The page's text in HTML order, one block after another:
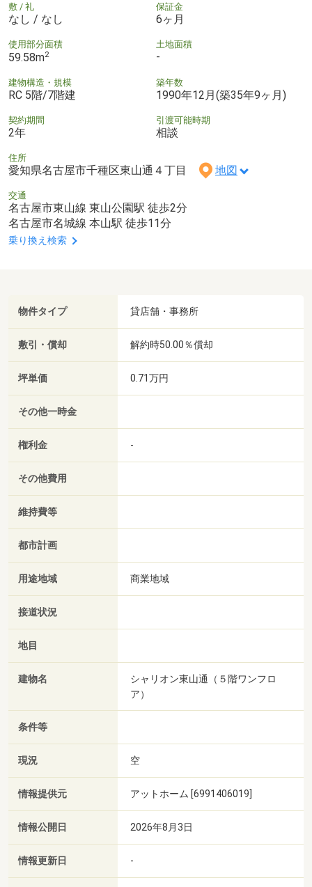
敷 / 礼
なし / なし
保証金
6ヶ月
使用部分面積
59.58m2
土地面積
-
建物構造・規模
RC 5階/7階建
築年数
1990年12月(築35年9ヶ月)
契約期間
2年
引渡可能時期
相談
住所
愛知県名古屋市千種区東山通４丁目 地図
交通
名古屋市東山線 東山公園駅 徒歩2分
名古屋市名城線 本山駅 徒歩11分
乗り換え検索
物件タイプ 貸店舗・事務所
敷引・償却 解約時50.00％償却
坪単価 0.71万円
その他一時金
権利金 -
その他費用
維持費等
都市計画
用途地域 商業地域
接道状況
地目
建物名
シャリオン東山通（５階ワンフロ
ア）
条件等
現況 空
情報提供元 アットホーム [6991406019]
情報公開日 2026年8月3日
情報更新日 -